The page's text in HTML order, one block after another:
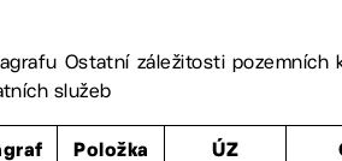
Ostatní záležitosti pozemních
služeb
Položka ÚZ